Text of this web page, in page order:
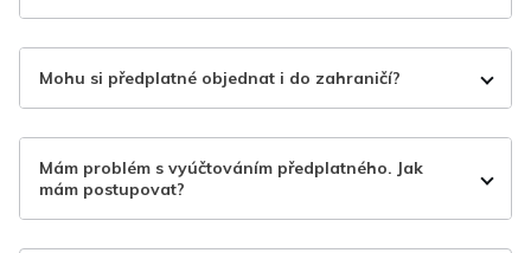
Mohu si předplatné objednat i do zahraničí?
Mám problém s vyúčtováním předplatného. Jak
mám postupovat?